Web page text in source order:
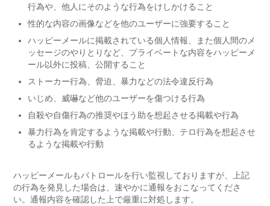
行為や、他人にそのような行為をけしかけること
性的な内容の画像などを他のユーザーに強要すること
ハッピーメールに掲載されている個人情報、また個人間のメ
ッセージのやりとりなど、プライベートな内容をハッピーメ
ール以外に投稿、公開すること
ストーカー行為、脅迫、暴力などの法令違反行為
いじめ、威嚇など他のユーザーを傷つける行為
自殺や自傷行為の推奨やほう助を想起させる掲載や行為
暴力行為を肯定するような掲載や行動、テロ行為を想起させ
るような掲載や行動
ハッピーメールもパトロールを行い監視しておりますが、上記
の行為を発見した場合は、速やかに通報をおこなってくださ
い。通報内容を確認した上で厳重に対処します。